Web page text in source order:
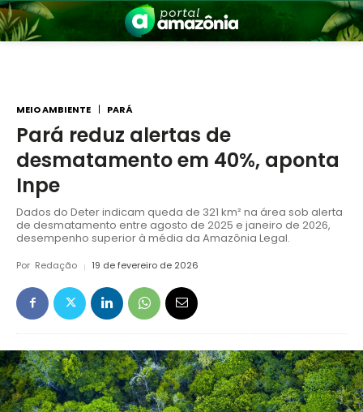
Amazônia
MEIO AMBIENTE PARÁ
Pará reduz alertas de
desmatamento em 40%, aponta
Inpe
Dados do Deter indicam queda de 321 km² na área sob alerta
de desmatamento entre agosto de 2025 e janeiro de 2026,
desempenho superior à média da Amazônia Legal.
Por Redação 19 de fevereiro de 2026